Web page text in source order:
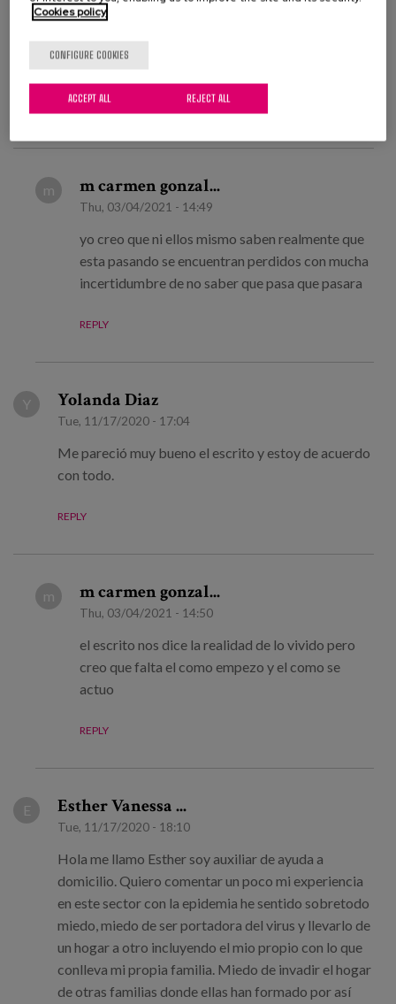
Tue, 11/17/2020 - 16:47
El hogar para muchas personas se esta convirtiendo
en un lugar de temor y desdicha
REPLY
m m carmen gonzal...
Thu, 03/04/2021 - 14:49
yo creo que ni ellos mismo saben realmente que
esta pasando se encuentran perdidos con mucha
incertidumbre de no saber que pasa que pasara
REPLY
Y Yolanda Diaz
Tue, 11/17/2020 - 17:04
Me pareció muy bueno el escrito y estoy de acuerdo
con todo.
REPLY
m m carmen gonzal...
Thu, 03/04/2021 - 14:50
el escrito nos dice la realidad de lo vivido pero
creo que falta el como empezo y el como se
actuo
REPLY
E Esther Vanessa ...
Tue, 11/17/2020 - 18:10
Hola me llamo Esther soy auxiliar de ayuda a
domicilio. Quiero comentar un poco mi experiencia
en este sector con la epidemia he sentido sobretodo
miedo, miedo de ser portadora del virus y llevarlo de
un hogar a otro incluyendo el mio propio con lo que
conlleva mi propia familia. Miedo de invadir el hogar
de otras familias donde ellas han formado por así
Cookies policy
CONFIGURE COOKIES
REJECT ALL
ACCEPT ALL